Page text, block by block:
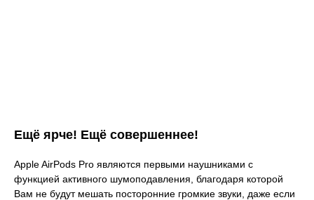
Ещё ярче! Ещё совершеннее!
Apple AirPods Pro являются первыми наушниками с
функцией активного шумоподавления, благодаря которой
Вам не будут мешать посторонние громкие звуки, даже если